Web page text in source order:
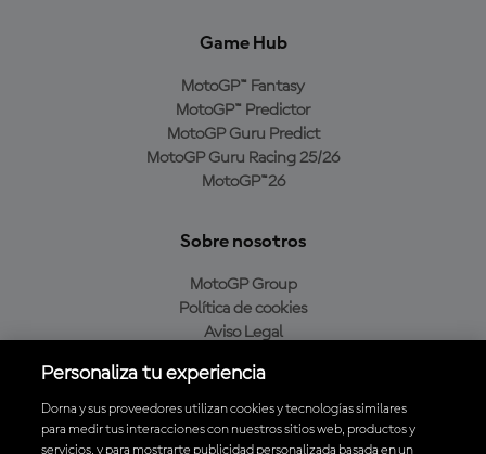
Game Hub
MotoGP™ Fantasy
MotoGP™ Predictor
MotoGP Guru Predict
MotoGP Guru Racing 25/26
MotoGP™26
Sobre nosotros
MotoGP Group
Política de cookies
Aviso Legal
Política de compra
Personaliza tu experiencia
Dorna y sus proveedores utilizan cookies y tecnologías similares
para medir tus interacciones con nuestros sitios web, productos y
servicios, y para mostrarte publicidad personalizada basada en un